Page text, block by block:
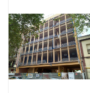
Versions précédentes